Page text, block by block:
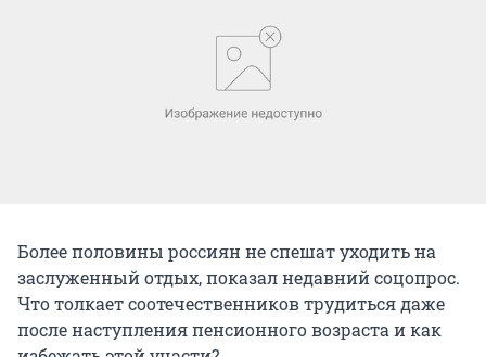
Более половины россиян не спешат уходить на
заслуженный отдых, показал недавний соцопрос.
Что толкает соотечественников трудиться даже
после наступления пенсионного возраста и как